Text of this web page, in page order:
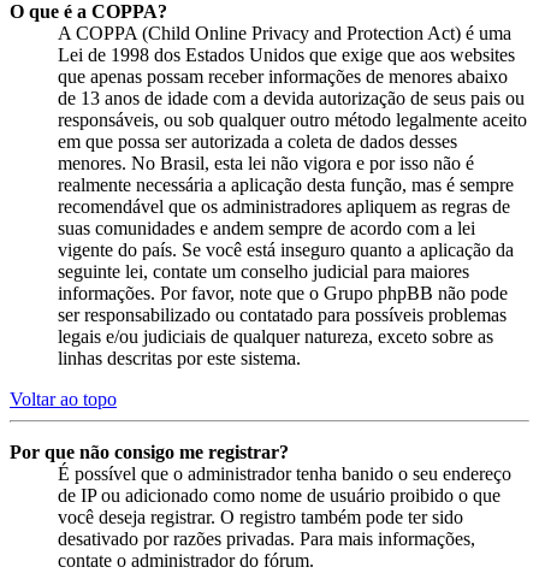
O que é a COPPA?
A COPPA (Child Online Privacy and Protection Act) é uma
Lei de 1998 dos Estados Unidos que exige que aos websites
que apenas possam receber informações de menores abaixo
de 13 anos de idade com a devida autorização de seus pais ou
responsáveis, ou sob qualquer outro método legalmente aceito
em que possa ser autorizada a coleta de dados desses
menores. No Brasil, esta lei não vigora e por isso não é
realmente necessária a aplicação desta função, mas é sempre
recomendável que os administradores apliquem as regras de
suas comunidades e andem sempre de acordo com a lei
vigente do país. Se você está inseguro quanto a aplicação da
seguinte lei, contate um conselho judicial para maiores
informações. Por favor, note que o Grupo phpBB não pode
ser responsabilizado ou contatado para possíveis problemas
legais e/ou judiciais de qualquer natureza, exceto sobre as
linhas descritas por este sistema.
Voltar ao topo
Por que não consigo me registrar?
É possível que o administrador tenha banido o seu endereço
de IP ou adicionado como nome de usuário proibido o que
você deseja registrar. O registro também pode ter sido
desativado por razões privadas. Para mais informações,
contate o administrador do fórum.